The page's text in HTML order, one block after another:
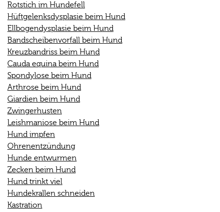
Rotstich im Hundefell
Hüftgelenksdysplasie beim Hund
Ellbogendysplasie beim Hund
Bandscheibenvorfall beim Hund
Kreuzbandriss beim Hund
Cauda equina beim Hund
Spondylose beim Hund
Arthrose beim Hund
Giardien beim Hund
Zwingerhusten
Leishmaniose beim Hund
Hund impfen
Ohrenentzündung
Hunde entwurmen
Zecken beim Hund
Hund trinkt viel
Hundekrallen schneiden
Kastration